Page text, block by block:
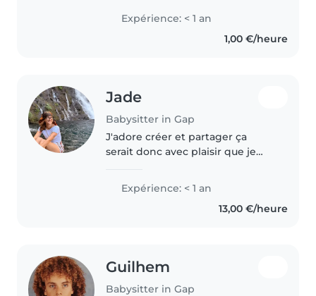
enfants, j'aime beaucoup
m'occuper d'eux et en termes
activités je sais y faire et être
Expérience: < 1 an
1,00 €/heure
Jade
Babysitter in Gap
J'adore créer et partager ça
serait donc avec plaisir que je
votre enfant.
Expérience: < 1 an
13,00 €/heure
Guilhem
Babysitter in Gap